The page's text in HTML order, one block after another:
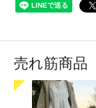
売れ筋商品